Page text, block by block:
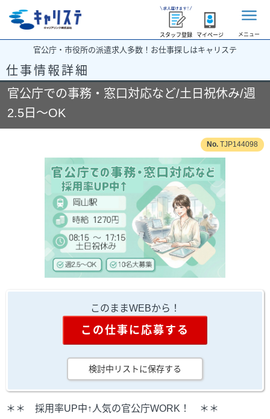
スタッフ登録 マイページ メニュー
官公庁・市役所の派遣求人多数！お仕事探しはキャリステ
仕事情報詳細
官公庁での事務・窓口対応など/土日祝休み/週
2.5日～OK
TJP144098
このままWEBから！
この仕事に応募する
検討中リストに保存する
＊＊ 採用率UP中↑人気の官公庁WORK！ ＊＊